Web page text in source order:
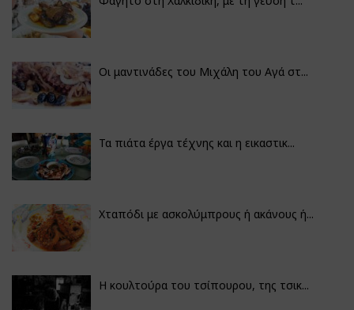
Οι μαντινάδες του Μιχάλη του Αγά στ...
Τα πιάτα έργα τέχνης και η εικαστικ...
Χταπόδι με ασκολύμπρους ή ακάνους ή...
Η κουλτούρα του τσίπουρου, της τσικ...